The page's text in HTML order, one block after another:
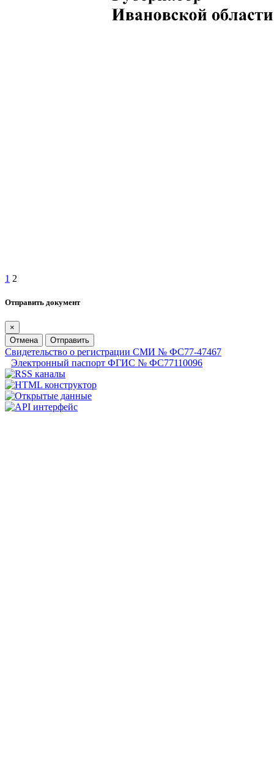
1 2
Отправить документ
×
Отмена
Отправить
Свидетельство о регистрации СМИ № ФС77-47467
Электронный паспорт ФГИС № ФС77110096